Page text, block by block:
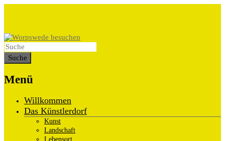
Menü
Willkommen
Das Künstlerdorf
Kunst
Landschaft
Lebensort